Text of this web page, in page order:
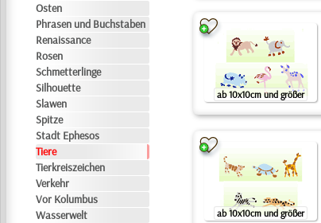
Osten
Phrasen und Buchstaben
Renaissance
Rosen
Schmetterlinge
Silhouette
Slawen
Spitze
Stadt Ephesos
Tiere
Tierkreiszeichen
Verkehr
Vor Kolumbus
Wasserwelt
ab 10x10cm und größer
ab 10x10cm und größer